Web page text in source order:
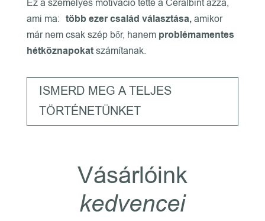
Ez a személyes motiváció tette a Ceralbint azzá,
ami ma: több ezer család választása,amikor
már nem csak szép bőr, hanem problémamentes
hétköznapokatszámítanak.
ISMERD MEG A TELJES
TÖRTÉNETÜNKET
Vásárlóink
kedvencei